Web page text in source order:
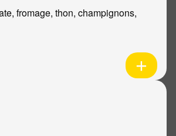
fromage, thon, champignons,